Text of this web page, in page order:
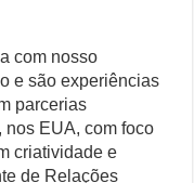
com nosso
e são experiências
parcerias
nos EUA, com foco
criatividade e
de Relações